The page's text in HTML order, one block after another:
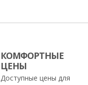
КОМФОРТНЫЕ
ЦЕНЫ
Доступные цены для